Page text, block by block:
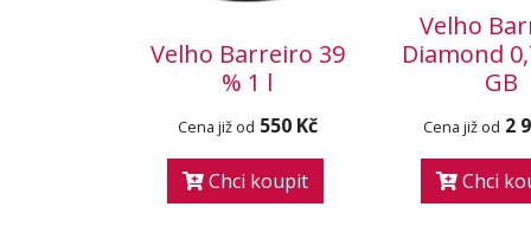
Velho Barreiro 39
% 1 l
Cena již od 550 Kč
Chci koupit
Velho
Diamond
GB
Cena již od 2
Chci